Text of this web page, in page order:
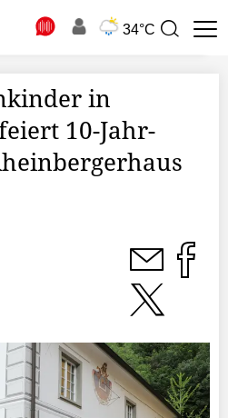
34°C
Suchbegriff
in
10-Jahr-